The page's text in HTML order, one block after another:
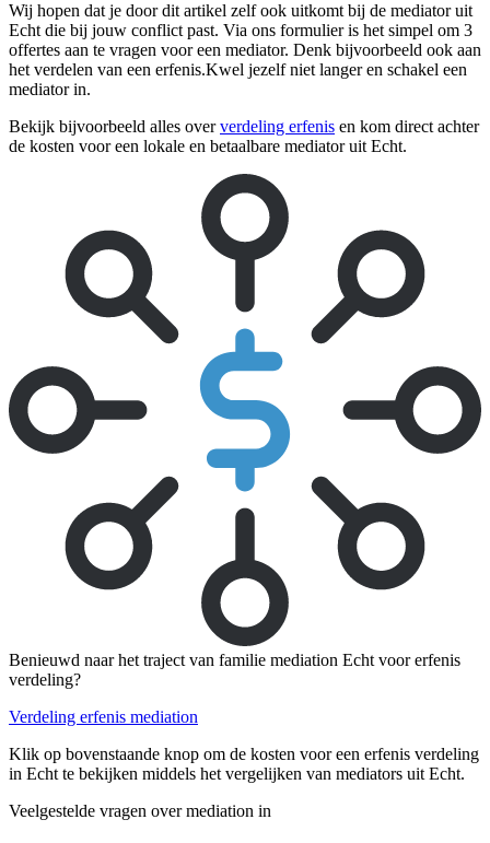
Wij hopen dat je door dit artikel zelf ook uitkomt bij de mediator uit
Echt die bij jouw conflict past. Via ons formulier is het simpel om 3
offertes aan te vragen voor een mediator. Denk bijvoorbeeld ook aan
het verdelen van een erfenis.Kwel jezelf niet langer en schakel een
mediator in.
Bekijk bijvoorbeeld alles oververdeling erfenis en kom direct achter
de kosten voor een lokale en betaalbare mediator uit Echt.
Benieuwd naar het traject van familie mediation Echt voor erfenis
verdeling?
Verdeling erfenis mediation
Klik op bovenstaande knop om de kosten voor een erfenis verdeling
in Echt te bekijken middels het vergelijken van mediators uit Echt.
Veelgestelde vragen over mediation in